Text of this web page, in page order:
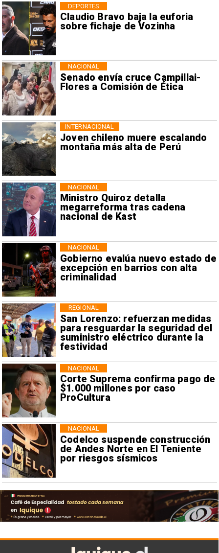
Claudio Bravo baja la euforia
sobre fichaje de Vozinha
DEPORTES
Senado envía cruce Campillai-
Flores a Comisión de Ética
NACIONAL
Joven chileno muere escalando
montaña más alta de Perú
INTERNACIONAL
Ministro Quiroz detalla
megarreforma tras cadena
nacional de Kast
NACIONAL
Gobierno evalúa nuevo estado de
excepción en barrios con alta
criminalidad
NACIONAL
San Lorenzo: refuerzan medidas
para resguardar la seguridad del
suministro eléctrico durante la
festividad
REGIONAL
Corte Suprema confirma pago de
$1.000 millones por caso
ProCultura
NACIONAL
Codelco suspende construcción
de Andes Norte en El Teniente
por riesgos sísmicos
NACIONAL